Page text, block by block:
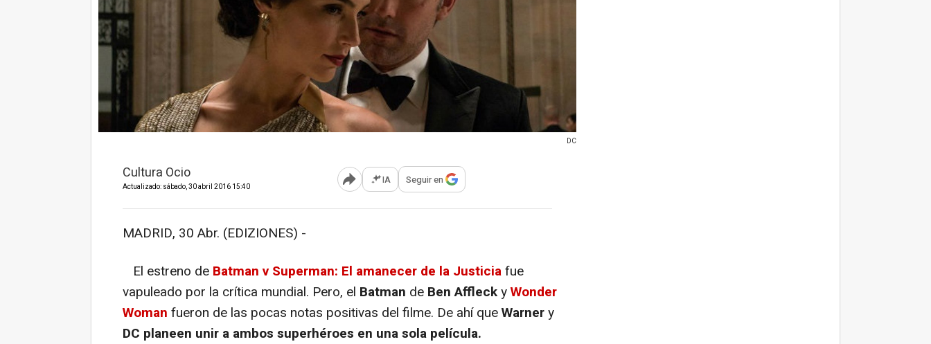
DC
Cultura Ocio
Actualizado: sábado, 30 abril 2016 15:40 Abrir opciones para compartir
IA Seguir en
MADRID, 30 Abr. (EDIZIONES) -
El estreno de Batman v Superman: El amanecer de la Justiciafue
vapuleado por la crítica mundial. Pero, el Batman de Ben AffleckyWonder
Woman fueron de las pocas notas positivas del filme. De ahí queWarnery
DC planeen unir a ambos superhéroes en una sola película.